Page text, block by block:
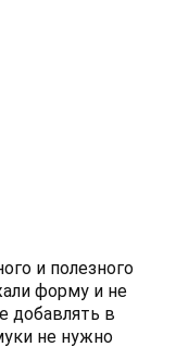
и полезного
форму и не
добавлять в
не нужно